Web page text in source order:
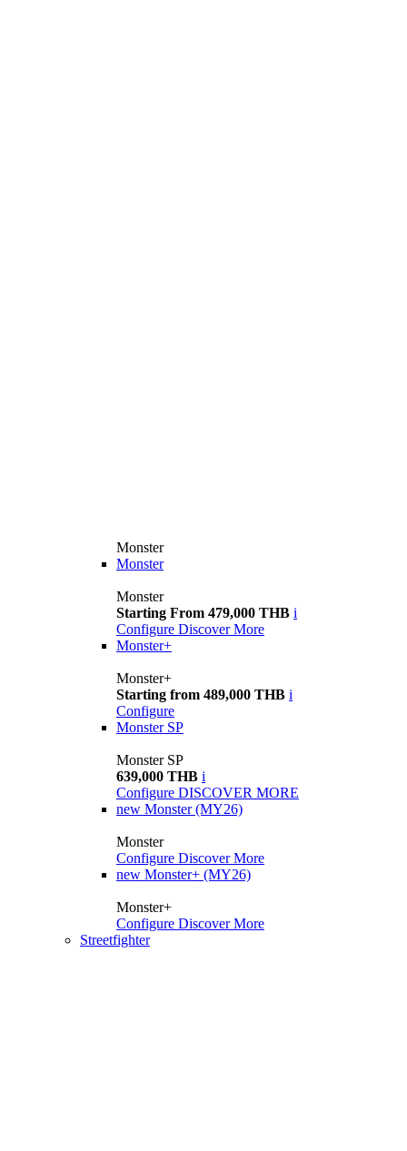
Monster
Monster
Monster
Starting From 479,000 THB i
Configure Discover More
Monster+
Monster+
Starting from 489,000 THB i
Configure
Monster SP
Monster SP
639,000 THB i
Configure DISCOVER MORE
new Monster (MY26)
Monster
Configure Discover More
new Monster+ (MY26)
Monster+
Configure Discover More
Streetfighter